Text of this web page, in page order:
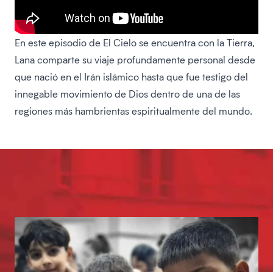
En este episodio de El Cielo se encuentra con la Tierra,
Lana comparte su viaje profundamente personal desde
que nació en el Irán islámico hasta que fue testigo del
innegable movimiento de Dios dentro de una de las
regiones más hambrientas espiritualmente del mundo.
Nuestra historia